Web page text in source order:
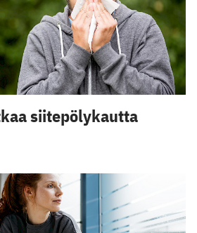
siitepölykautta